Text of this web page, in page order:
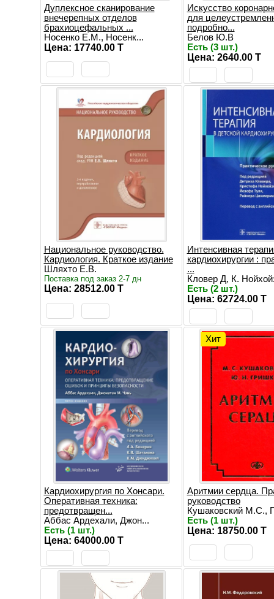
Дуплексное сканирование
внечерепных отделов
брахиоцефальных ...
Носенко Е.М., Носенк...
Цена: 17740.00 T
Искусство
для
подробно...
Белов Ю.В
Есть (3 шт.)
Цена: 2640.00 T
Национальное руководство.
Кардиология. Краткое издание
Шляхто Е.В.
Поставка под заказ 2-7 дн
Цена: 28512.00 T
Интенсивная
кардиохирургии :
...
Кловер Д, К.
Есть (2 шт.)
Цена: 62724.00 T
Кардиохирургия по Хонсари.
Оперативная техника:
предотвращен...
Аббас Ардехали, Джон...
Есть (1 шт.)
Цена: 64000.00 T
Хит
Аритмии сердца.
руководство
Кушаковский М.С.,
Есть (1 шт.)
Цена: 18750.00 T